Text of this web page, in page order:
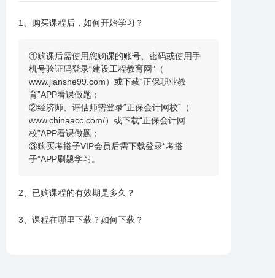
1、购买课程后，如何开始学习？
①购课后需使用您购课的账号、密码或使用手
机号验证码登录“建设工程教育网”（
www.jianshe99.com）或下载“正保职业教
育”APP看课做题；
②经济师、评估师需登录“正保会计网校” （
www.chinaacc.com/）或下载“正保会计网
校”APP看课做题；
③购买考搭子VIP会员后需下载登录“考搭
子”APP刷题学习。
2、已购课程的有效期是多久？
3、课程在哪里下载？如何下载？